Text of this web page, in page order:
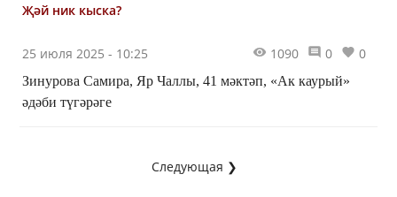
Җәй ник кыска?
25 июля 2025 - 10:25 1090 0 0
Зинурова Самира, Яр Чаллы, 41 мәктәп, «Ак каурый»
әдәби түгәрәге
Следующая ❯